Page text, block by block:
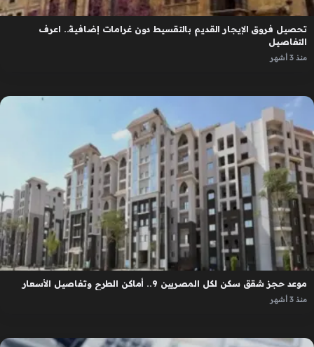
تحصيل فروق الإيجار القديم بالتقسيط دون غرامات إضافية.. اعرف
التفاصيل
منذ 3 أشهر
موعد حجز شقق سكن لكل المصريين 9.. أماكن الطرح وتفاصيل الأسعار
منذ 3 أشهر